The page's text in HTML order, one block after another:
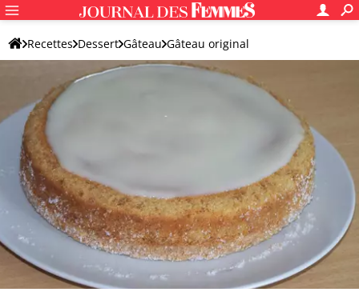
Recettes Dessert Gâteau Gâteau original